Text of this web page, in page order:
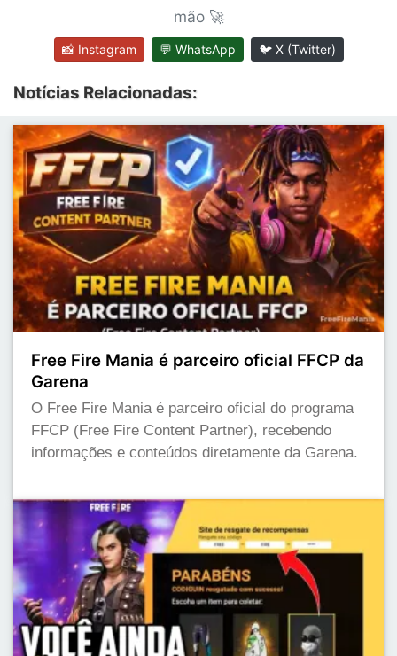
mão 🚀
📸 Instagram 💬 WhatsApp 🐦 X (Twitter)
Notícias Relacionadas:
Free Fire Mania é parceiro oficial FFCP da
Garena
O Free Fire Mania é parceiro oficial do programa
FFCP (Free Fire Content Partner), recebendo
informações e conteúdos diretamente da Garena.